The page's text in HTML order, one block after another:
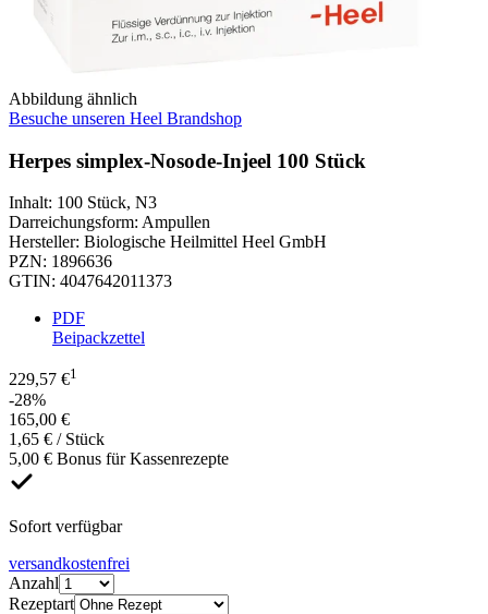
Abbildung ähnlich
Besuche unseren Heel Brandshop
Herpes simplex-Nosode-Injeel 100 Stück
Inhalt: 100 Stück, N3
Darreichungsform: Ampullen
Hersteller: Biologische Heilmittel Heel GmbH
PZN: 1896636
GTIN: 4047642011373
PDF
Beipackzettel
229,57 €1
-28%
165,00 €
1,65 € / Stück
5,00 € Bonus für Kassenrezepte
Sofort verfügbar
versandkostenfrei
Anzahl
Rezeptart